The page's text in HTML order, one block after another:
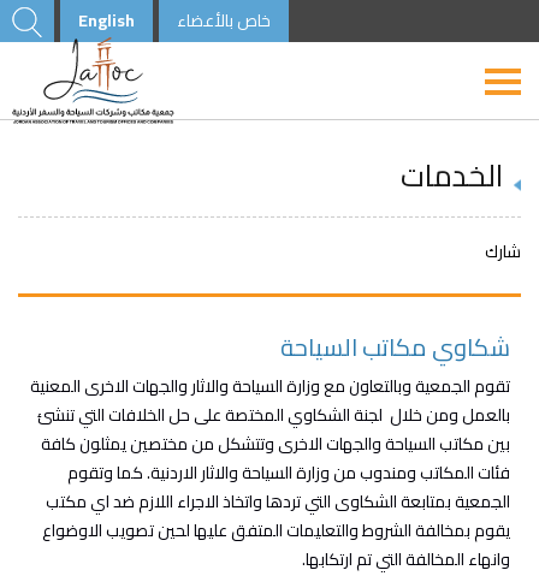
خاص بالأعضاء English
الخدمات
شارك
شكاوي مكاتب السياحة
تقوم الجمعية وبالتعاون مع وزارة السياحة والاثار والجهات الاخرى المعنية
بالعمل ومن خلال لجنة الشكاوي المختصة على حل الخلافات التي تنشئ
بين مكاتب السياحة والجهات الاخرى وتتشكل من مختصين يمثلون كافة
فئات المكاتب ومندوب من وزارة السياحة والاثار الاردنية. كما وتقوم
الجمعية بمتابعة الشكاوى التي تردها واتخاذ الاجراء اللازم ضد اي مكتب
يقوم بمخالفة الشروط والتعليمات المتفق عليها لحين تصويب الاوضواع
وانهاء المخالفة التي تم ارتكابها.